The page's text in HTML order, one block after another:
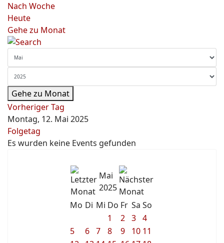
Nach Woche
Heute
Gehe zu Monat
Gehe zu Monat
Vorheriger Tag
Montag, 12. Mai 2025
Folgetag
Es wurden keine Events gefunden
Mai
2025
Mo Di Mi Do Fr Sa So
1
2 3 4
5
6 7 8 9 10 11